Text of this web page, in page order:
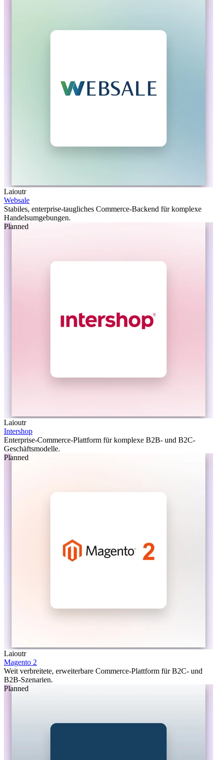
Laioutr
Websale
Stabiles, enterprise-taugliches Commerce-Backend für komplexe
Handelsumgebungen.
Planned
Laioutr
Intershop
Enterprise-Commerce-Plattform für komplexe B2B- und B2C-
Geschäftsmodelle.
Planned
Laioutr
Magento 2
Weit verbreitete, erweiterbare Commerce-Plattform für B2C- und
B2B-Szenarien.
Planned